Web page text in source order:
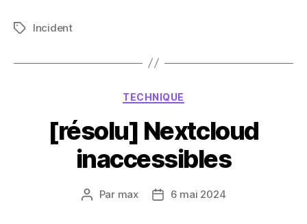
Étiquettes
Incident
Catégories
TECHNIQUE
[résolu] Nextcloud
inaccessibles
Auteur
Par max
Date6 mai 2024